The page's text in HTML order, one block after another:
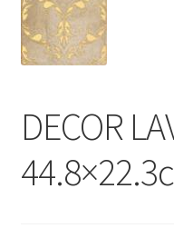
Despre noi
Plata si Livrare
Politică de
DECOR